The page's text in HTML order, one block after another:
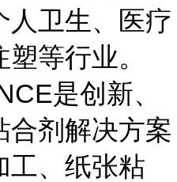
人卫生、医疗
等行业。
是创新、
合剂解决方案
工、纸张粘